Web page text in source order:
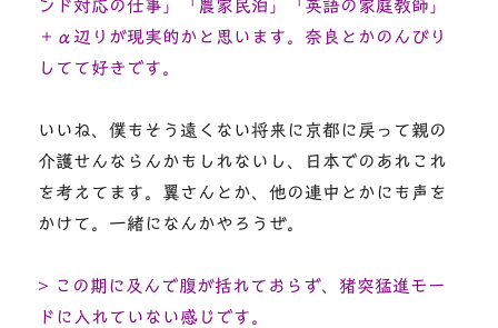
ンド対応の仕事」「農家民泊」「英語の家庭教師」
＋α辺りが現実的かと思います。奈良とかのんびり
してて好きです。
いいね、僕もそう遠くない将来に京都に戻って親の
介護せんならんかもしれないし、日本でのあれこれ
を考えてます。翼さんとか、他の連中とかにも声を
かけて。一緒になんかやろうぜ。
> この期に及んで腹が括れておらず、猪突猛進モー
ドに入れていない感じです。